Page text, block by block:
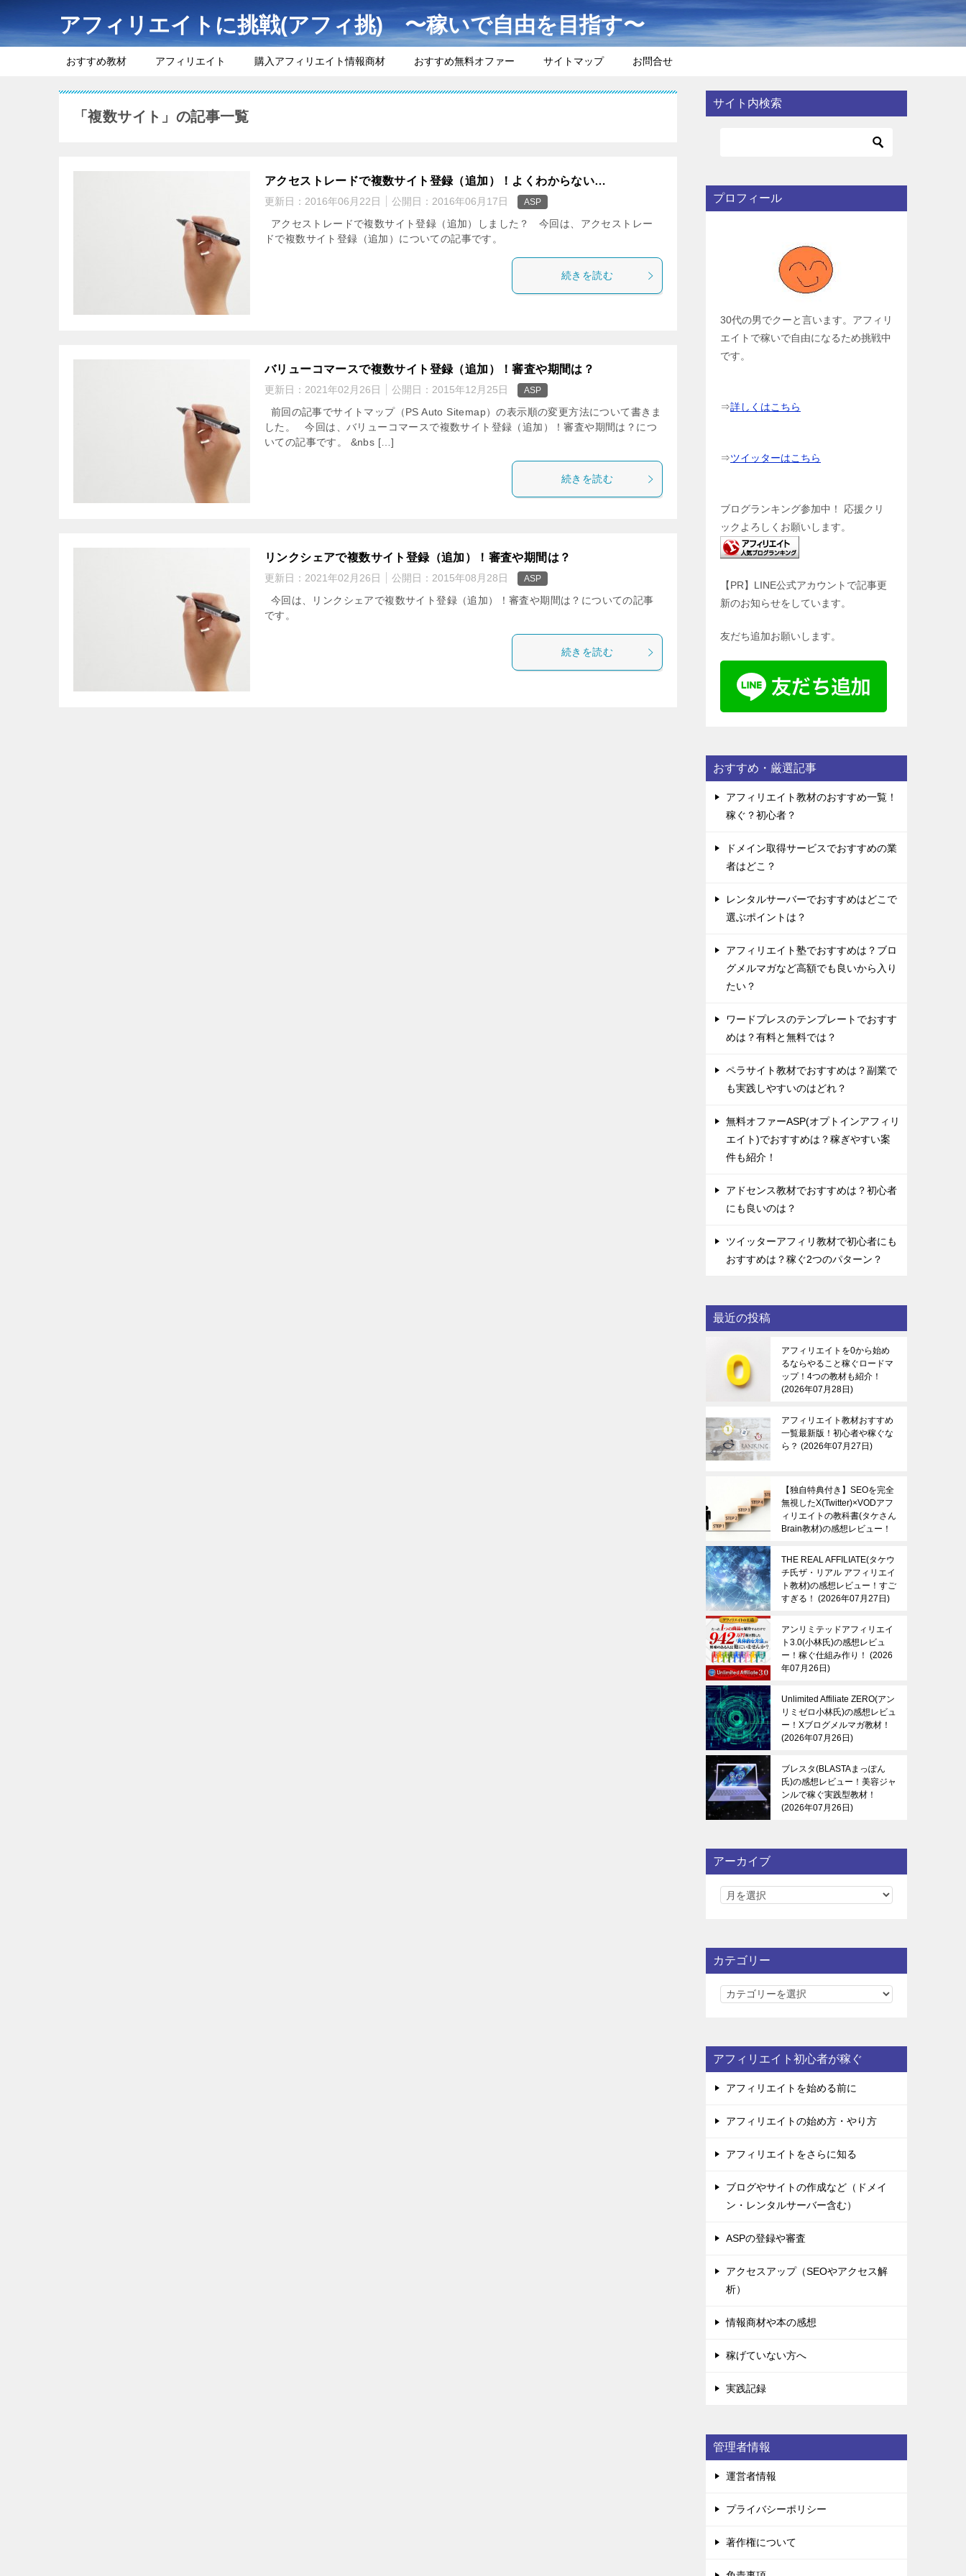
アフィリエイトに挑戦(アフィ挑) 〜稼いで自由を目指す〜
おすすめ教材 アフィリエイト 購入アフィリエイト情報商材 おすすめ無料オファー サイトマップ お問合せ
「複数サイト」の記事一覧
アクセストレードで複数サイト登録（追加）！よくわからない…
更新日： 2016年06月22日 公開日： 2016年06月17日 ASP
アクセストレードで複数サイト登録（追加）しました？ 今回は、アクセストレー
ドで複数サイト登録（追加）についての記事です。
続きを読む
バリューコマースで複数サイト登録（追加）！審査や期間は？
更新日： 2021年02月26日 公開日： 2015年12月25日 ASP
前回の記事でサイトマップ（PS Auto Sitemap）の表示順の変更方法について書きま
した。 今回は、バリューコマースで複数サイト登録（追加）！審査や期間は？につ
いての記事です。 &nbs […]
続きを読む
リンクシェアで複数サイト登録（追加）！審査や期間は？
更新日： 2021年02月26日 公開日： 2015年08月28日 ASP
今回は、リンクシェアで複数サイト登録（追加）！審査や期間は？についての記事
です。
続きを読む
サイト内検索
プロフィール
30代の男でクーと言います。アフィリ
エイトで稼いで自由になるため挑戦中
です。
⇒詳しくはこちら
⇒ツイッターはこちら
ブログランキング参加中！ 応援クリ
ックよろしくお願いします。
【PR】LINE公式アカウントで記事更
新のお知らせをしています。
友だち追加お願いします。
おすすめ・厳選記事
アフィリエイト教材のおすすめ一覧！
稼ぐ？初心者？
ドメイン取得サービスでおすすめの業
者はどこ？
レンタルサーバーでおすすめはどこで
選ぶポイントは？
アフィリエイト塾でおすすめは？ブロ
グメルマガなど高額でも良いから入り
たい？
ワードプレスのテンプレートでおすす
めは？有料と無料では？
ペラサイト教材でおすすめは？副業で
も実践しやすいのはどれ？
無料オファーASP(オプトインアフィリ
エイト)でおすすめは？稼ぎやすい案
件も紹介！
アドセンス教材でおすすめは？初心者
にも良いのは？
ツイッターアフィリ教材で初心者にも
おすすめは？稼ぐ2つのパターン？
最近の投稿
アフィリエイトを0から始め
るならやること稼ぐロードマ
ップ！4つの教材も紹介！
2026年07月28日
アフィリエイト教材おすすめ
一覧最新版！初心者や稼ぐな
ら？
2026年07月27日
【独自特典付き】SEOを完全
無視したX(Twitter)×VODアフ
ィリエイトの教科書(タケさん
Brain教材)の感想レビュー！
月27日
THE REAL AFFILIATE(タケウ
チ氏ザ・リアル アフィリエイ
ト教材)の感想レビュー！すご
すぎる！
2026年07月27日
アンリミテッドアフィリエイ
ト3.0(小林氏)の感想レビュ
ー！稼ぐ仕組み作り！
2026
年07月26日
Unlimited Affiliate ZERO(アン
リミゼロ小林氏)の感想レビュ
ー！Xブログメルマガ教材！
2026年07月26日
ブレスタ(BLASTAまっぽん
氏)の感想レビュー！美容ジャ
ンルで稼ぐ実践型教材！
2026年07月26日
アーカイブ
カテゴリー
カ
リ
ー
アフィリエイト初心者が稼ぐ
アフィリエイトを始める前に
アフィリエイトの始め方・やり方
アフィリエイトをさらに知る
ブログやサイトの作成など（ドメイ
ン・レンタルサーバー含む）
ASPの登録や審査
アクセスアップ（SEOやアクセス解
析）
情報商材や本の感想
稼げていない方へ
実践記録
管理者情報
運営者情報
プライバシーポリシー
著作権について